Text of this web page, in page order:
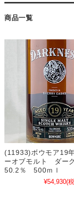
商品一覧
(11933)ボウモア19
ーオブモルト ダー
50.2％ 500ｍｌ
¥54,930(